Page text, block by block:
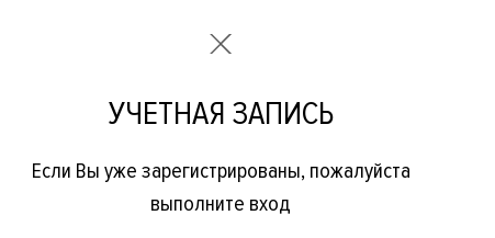
УЧЕТНАЯ ЗАПИСЬ
Если Вы уже зарегистрированы, пожалуйста
выполните вход